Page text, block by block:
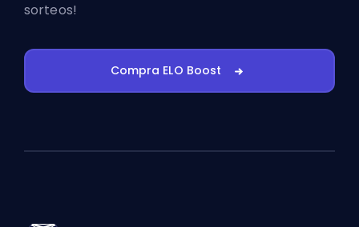
sorteos!
Compra ELO Boost